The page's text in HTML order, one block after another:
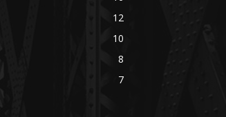
12
10
8
7